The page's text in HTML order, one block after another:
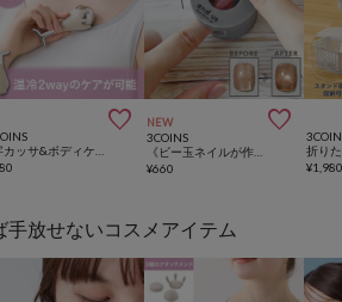
 NEW 
3COINS
《ビー玉ネイルが作れる》マグネイルメーカー／and us
¥660
折り
¥
手放せないコスメアイテム